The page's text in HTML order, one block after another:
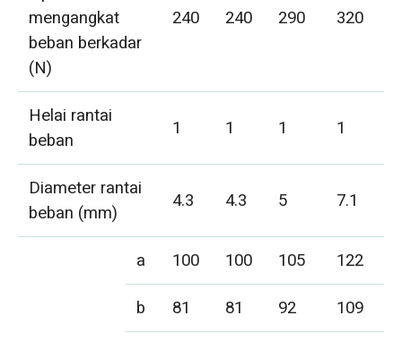
mengangkat
beban berkadar
(N)
240 240 290 320
Helai rantai
beban
1 1 1 1
Diameter rantai
beban (mm)
4.3 4.3 5 7.1
a 100 100 105
122
b
81 81 92
109